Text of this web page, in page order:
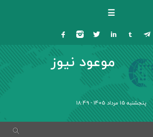
☰
موعود نیوز
پنجشنبه 15 مرداد 1405 - 18:49